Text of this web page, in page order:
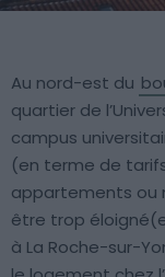
Au nord-est du
quartier de
campus
(en terme de
appartements ou
être trop
à La Roche-sur-